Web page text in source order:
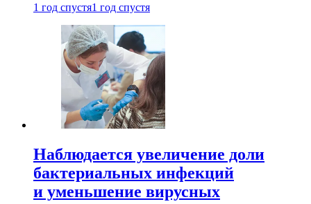
1 год спустя1 год спустя
Наблюдается увеличение доли
бактериальных инфекций
и уменьшение вирусных